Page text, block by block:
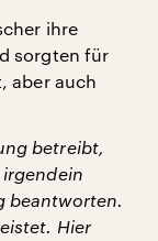
ihre
sorgten für
aber auch
betreibt,
beantworten.
Hier